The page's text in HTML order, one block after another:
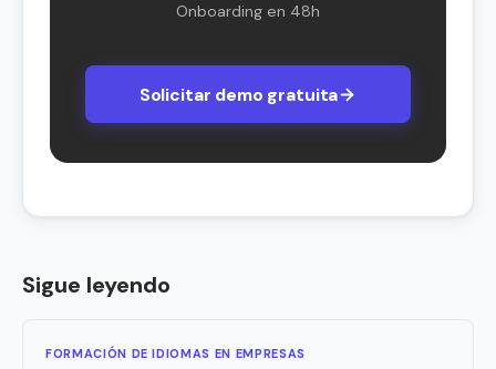
Onboarding en 48h
Solicitar demo gratuita
Sigue leyendo
FORMACIÓN DE IDIOMAS EN EMPRESAS